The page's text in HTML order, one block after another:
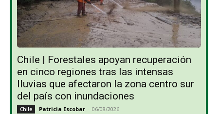
Chile | Forestales apoyan recuperación
en cinco regiones tras las intensas
lluvias que afectaron la zona centro sur
del país con inundaciones
Chile Patricia Escobar - 06/08/2026